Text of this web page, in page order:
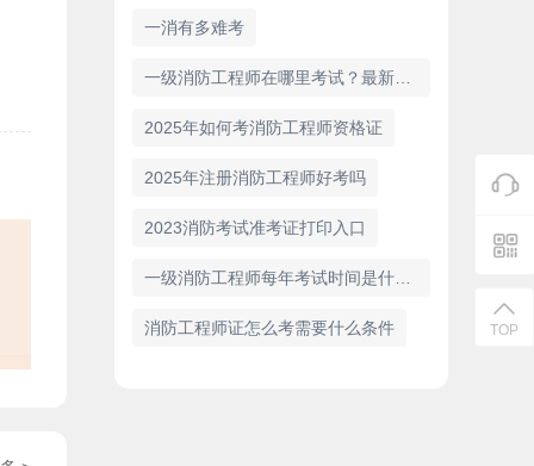
一消有多难考
2025年如何考消防工程师资格证
2025年注册消防工程师好考吗
2023消防考试准考证打印入口
消防工程师证怎么考需要什么条件 TOP